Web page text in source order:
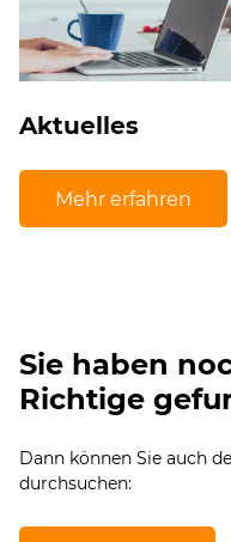
Aktuelles
Mehr erfahren
Sie haben
Richtige
Dann können Sie auch
durchsuchen: